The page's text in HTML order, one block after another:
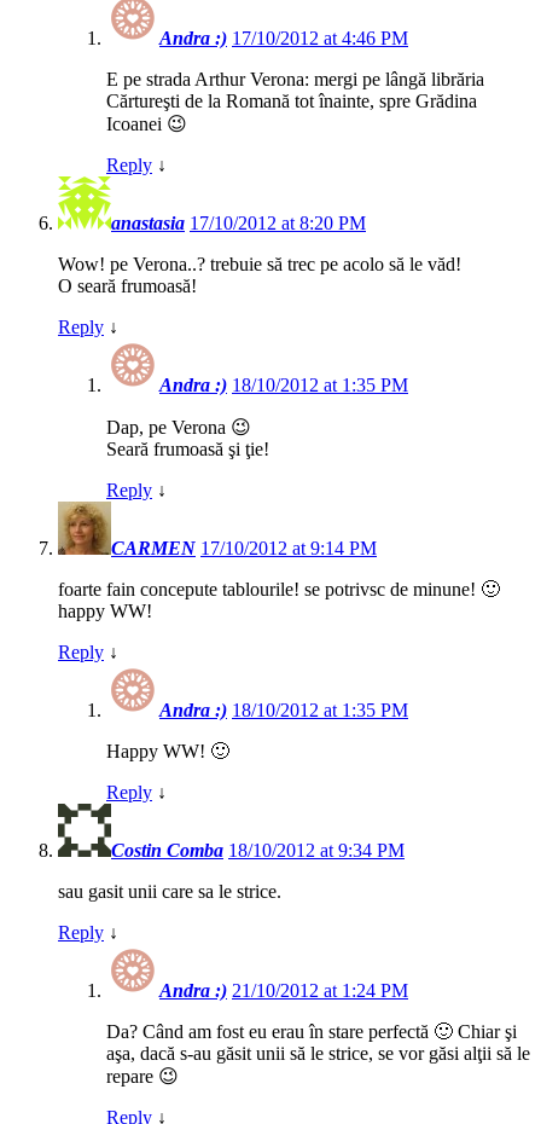
Andra :) 17/10/2012 at 4:46 PM
E pe strada Arthur Verona: mergi pe lângă librăria
Cărtureşti de la Romană tot înainte, spre Grădina
Icoanei 😉
Reply ↓
anastasia 17/10/2012 at 8:20 PM
Wow! pe Verona..? trebuie să trec pe acolo să le văd!
O seară frumoasă!
Reply ↓
Andra :) 18/10/2012 at 1:35 PM
Dap, pe Verona 😉
Seară frumoasă şi ţie!
Reply ↓
CARMEN 17/10/2012 at 9:14 PM
foarte fain concepute tablourile! se potrivsc de minune! 🙂
happy WW!
Reply ↓
Andra :) 18/10/2012 at 1:35 PM
Happy WW! 🙂
Reply ↓
Costin Comba 18/10/2012 at 9:34 PM
sau gasit unii care sa le strice.
Reply ↓
Andra :) 21/10/2012 at 1:24 PM
Da? Când am fost eu erau în stare perfectă 🙂 Chiar şi
aşa, dacă s-au găsit unii să le strice, se vor găsi alţii să le
repare 😉
Reply ↓